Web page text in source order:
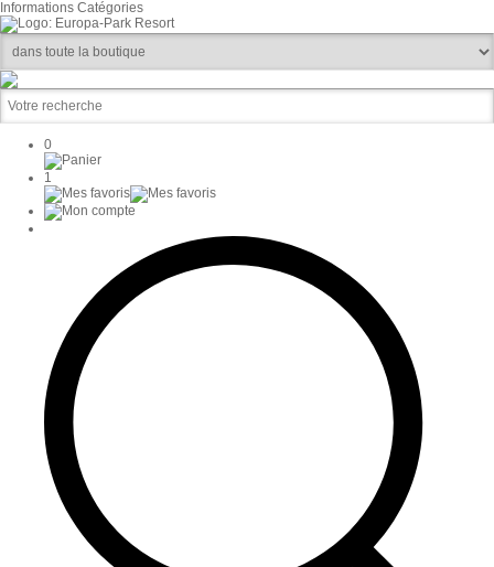
Informations Catégories
0
1